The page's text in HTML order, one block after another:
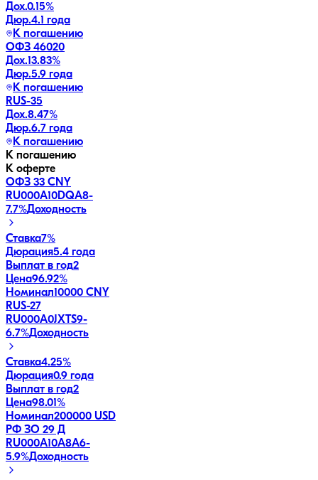
Дох.0.15%
Дюр.4.1 года
К погашению
ОФЗ 46020
Дох.13.83%
Дюр.5.9 года
К погашению
RUS-35
Дох.8.47%
Дюр.6.7 года
К погашению
К погашению
К оферте
ОФЗ 33 CNY
RU000A10DQA8-
7.7%Доходность
Ставка7%
Дюрация5.4 года
Выплат в год2
Цена96.92%
Номинал10000 CNY
RUS-27
RU000A0JXTS9-
6.7%Доходность
Ставка4.25%
Дюрация0.9 года
Выплат в год2
Цена98.01%
Номинал200000 USD
РФ ЗО 29 Д
RU000A10A8A6-
5.9%Доходность